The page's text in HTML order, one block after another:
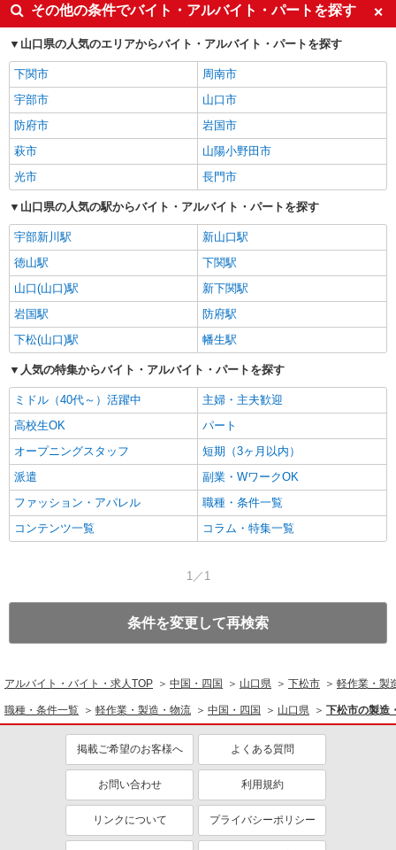
その他の条件でバイト・アルバイト・パートを探す
山口県の人気のエリアからバイト・アルバイト・パートを探す
下関市
周南市
宇部市
山口市
防府市
岩国市
萩市
山陽小野田市
光市
長門市
山口県の人気の駅からバイト・アルバイト・パートを探す
宇部新川駅
新山口駅
徳山駅
下関駅
山口(山口)駅
新下関駅
岩国駅
防府駅
下松(山口)駅
幡生駅
人気の特集からバイト・アルバイト・パートを探す
ミドル（40代～）活躍中
主婦・主夫歓迎
高校生OK
パート
オープニングスタッフ
短期（3ヶ月以内）
派遣
副業・WワークOK
ファッション・アパレル
職種・条件一覧
コンテンツ一覧
コラム・特集一覧
1／1
条件を変更して再検索
アルバイト・バイト・求人TOP 中国・四国 山口県 下松市 軽作業・製
職種・条件一覧 軽作業・製造・物流 中国・四国 山口県 下松市の製造
掲載ご希望のお客様へ よくある質問
お問い合わせ 利用規約
リンクについて プライバシーポリシー